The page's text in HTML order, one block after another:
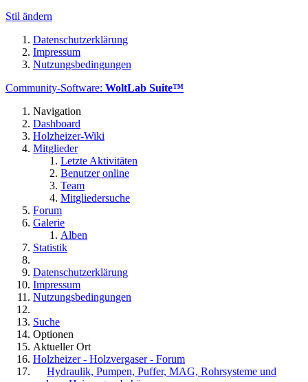
Stil ändern
Datenschutzerklärung
Impressum
Nutzungsbedingungen
Community-Software: WoltLab Suite™
Navigation
Dashboard
Holzheizer-Wiki
Mitglieder
Letzte Aktivitäten
Benutzer online
Team
Mitgliedersuche
Forum
Galerie
Alben
Statistik
Datenschutzerklärung
Impressum
Nutzungsbedingungen
Suche
Optionen
Aktueller Ort
Holzheizer - Holzvergaser - Forum
Hydraulik, Pumpen, Puffer, MAG, Rohrsysteme und